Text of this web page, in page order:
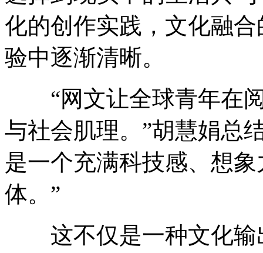
化的创作实践，文化融
验中逐渐清晰。
“网文让全球青年在阅
与社会肌理。”胡慧娟总
是一个充满科技感、想
体。”
这不仅是一种文化输